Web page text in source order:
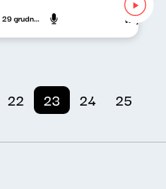
29 grudnia 2020 Wojciech
22 23 24 25